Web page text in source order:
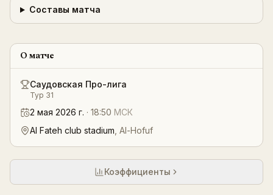
Составы матча
О матче
Саудовская Про-лига
Тур 31
2 мая 2026 г. · 18:50 МСК
Al Fateh club stadium Al-Hofuf
Коэффициенты